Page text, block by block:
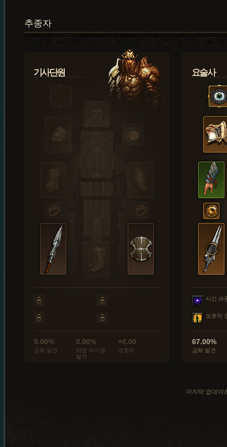
추종자
기사단원
0.00%
금화 발견
0.00%
마법 아이템
발견
+0.00
경험치
요술사
시간 파
보호막
67.00%
금화 발견
마지막 업데이